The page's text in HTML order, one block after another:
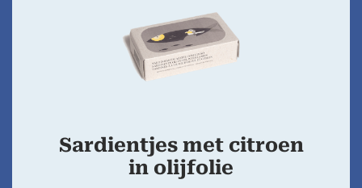
Sardientjes met citroen
in olijfolie